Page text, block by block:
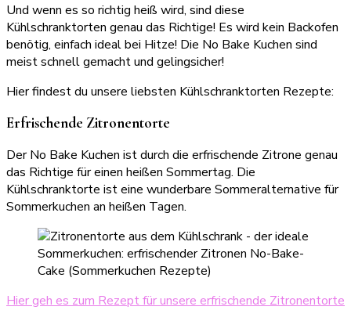
Und wenn es so richtig heiß wird, sind diese
Kühlschranktorten genau das Richtige! Es wird kein Backofen
benötig, einfach ideal bei Hitze! Die No Bake Kuchen sind
meist schnell gemacht und gelingsicher!
Hier findest du unsere liebsten Kühlschranktorten Rezepte:
Erfrischende Zitronentorte
Der No Bake Kuchen ist durch die erfrischende Zitrone genau
das Richtige für einen heißen Sommertag. Die
Kühlschranktorte ist eine wunderbare Sommeralternative für
Sommerkuchen an heißen Tagen.
Hier geh es zum Rezept für unsere erfrischende Zitronentorte